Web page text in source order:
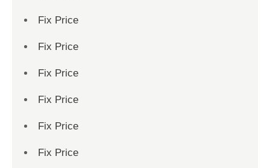
Fix Price
Fix Price
Fix Price
Fix Price
Fix Price
Fix Price